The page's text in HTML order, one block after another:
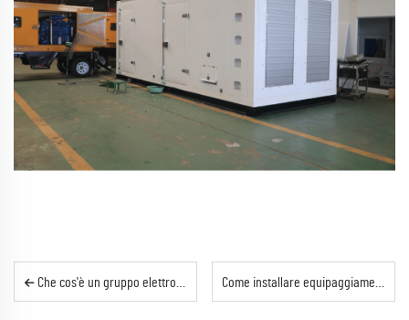
Che cos'è un gruppo elettrogeno containerizzato? Guida completa alle conoscenze settoriali | Outevo